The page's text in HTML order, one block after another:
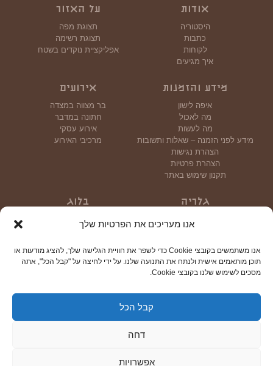
אנו מעריכים את הפרטיות שלך
אנו משתמשים בקובצי Cookie כדי לשפר את חוויית הגלישה שלך, להציג מודעות או
תוכן מותאמים אישית ולנתח את התנועה שלנו. על ידי לחיצה על "קבל הכל", אתה
מסכים לשימוש שלנו בקובצי Cookie.
קבל הכל
דחה
אפשרויות
אודות
היסטוריה
כתבות
לקוחות
איך מגיעים
על האזור
תצוגת מפה
תצוגת רשימה
אפליקציית נוקדים בשטח
מידע והזמנות
איפה לישון
מה לאכול
מה לעשות
מידע לפני הזמנה – שאלות ותשובות
הצהרת נגישות
הצהרת פרטיות
תקנון שימוש באתר
אירועים
בר מצווה במצדה
חתונה במדבר
אירוע עסקי
מרכיבי האירוע
גלריה בלוג
צור קשר
| צילום: יוני גריצנר